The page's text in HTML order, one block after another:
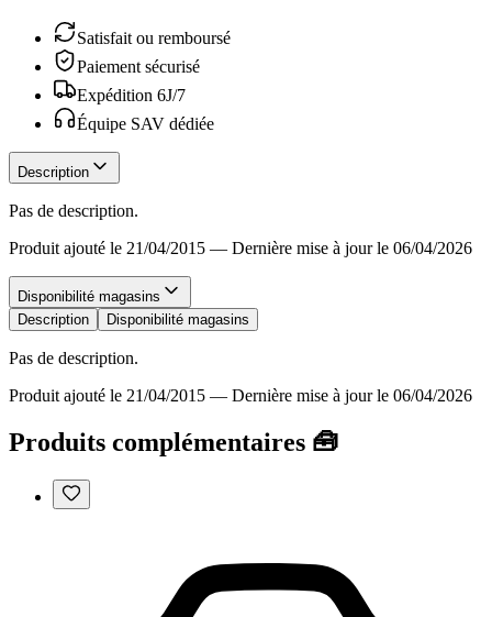
Satisfait ou remboursé
Paiement sécurisé
Expédition 6J/7
Équipe SAV dédiée
Description
Pas de description.
Produit ajouté le 21/04/2015 — Dernière mise à jour le 06/04/2026
Disponibilité magasins
Description
Disponibilité magasins
Pas de description.
Produit ajouté le 21/04/2015 — Dernière mise à jour le 06/04/2026
Produits complémentaires 🧰